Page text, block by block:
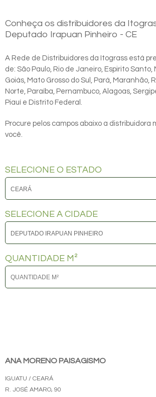
Conheça os distribuidores da
Deputado Irapuan Pinheiro - CE
A Rede de Distribuidores da Itograss está
de: São Paulo, Rio de Janeiro, Espirito Santo,
Goiás, Mato Grosso do Sul, Pará, Maranhão,
Norte, Paraíba, Pernambuco, Alagoas,
Piauí e Distrito Federal.
Procure pelos campos abaixo a distribuidora
você.
SELECIONE O ESTADO
SELECIONE A CIDADE
QUANTIDADE M²
ANA MORENO PAISAGISMO
IGUATU / CEARÁ
R. JOSÉ AMARO, 90